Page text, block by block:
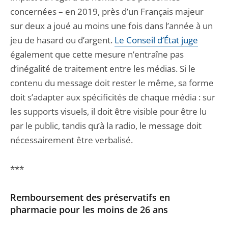
concernées – en 2019, près d’un Français majeur
sur deux a joué au moins une fois dans l’année à un
jeu de hasard ou d’argent. Le Conseil d’État juge
également que cette mesure n’entraîne pas
d’inégalité de traitement entre les médias. Si le
contenu du message doit rester le même, sa forme
doit s’adapter aux spécificités de chaque média : sur
les supports visuels, il doit être visible pour être lu
par le public, tandis qu’à la radio, le message doit
nécessairement être verbalisé.
***
Remboursement des préservatifs en
pharmacie pour les moins de 26 ans